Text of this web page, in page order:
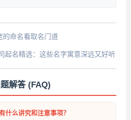
的命名看取名门道
起名精选：这些名字寓意深远又好听
解答 (FAQ)
什么讲究和注意事项？